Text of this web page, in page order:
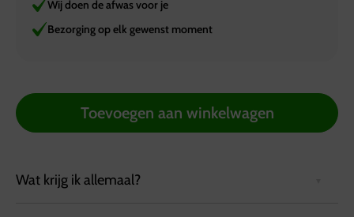
Wij doen de afwas voor je
Bezorging op elk gewenst moment
Toevoegen aan winkelwagen
Wat krijg ik allemaal?